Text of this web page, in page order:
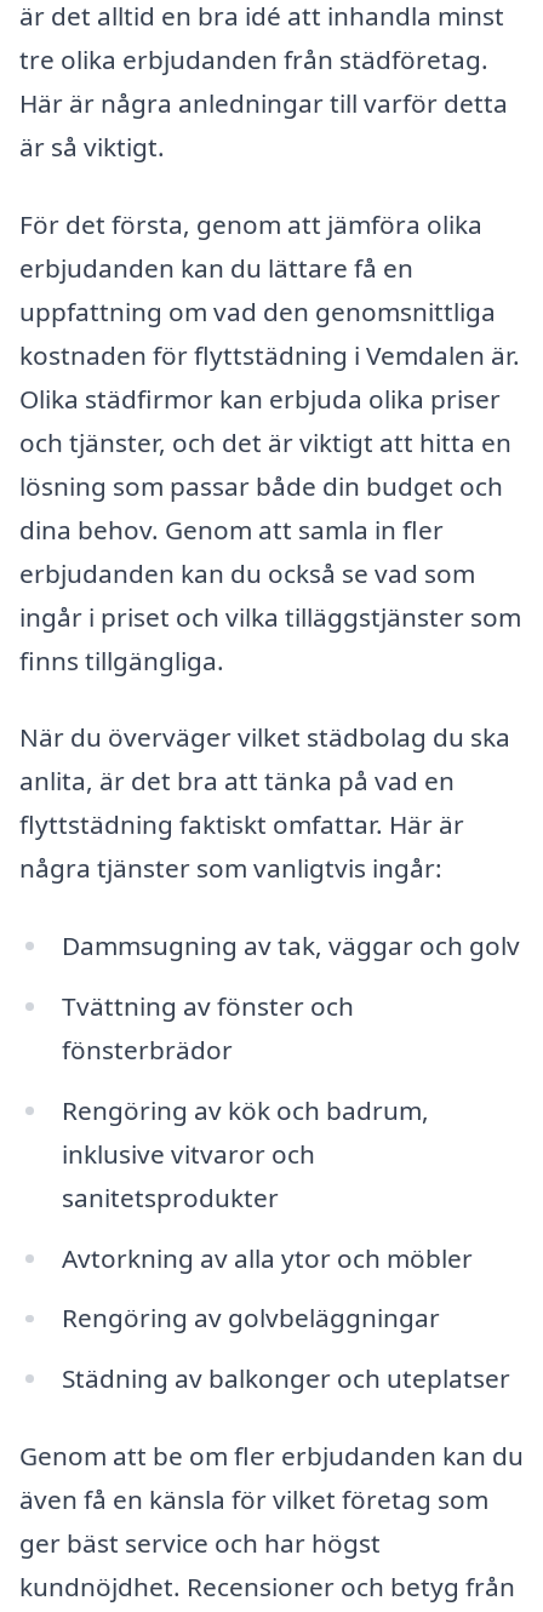
är det alltid en bra idé att inhandla minst
tre olika erbjudanden från städföretag.
Här är några anledningar till varför detta
är så viktigt.
För det första, genom att jämföra olika
erbjudanden kan du lättare få en
uppfattning om vad den genomsnittliga
kostnaden för flyttstädning i Vemdalen är.
Olika städfirmor kan erbjuda olika priser
och tjänster, och det är viktigt att hitta en
lösning som passar både din budget och
dina behov. Genom att samla in fler
erbjudanden kan du också se vad som
ingår i priset och vilka tilläggstjänster som
finns tillgängliga.
När du överväger vilket städbolag du ska
anlita, är det bra att tänka på vad en
flyttstädning faktiskt omfattar. Här är
några tjänster som vanligtvis ingår:
Dammsugning av tak, väggar och golv
Tvättning av fönster och
fönsterbrädor
Rengöring av kök och badrum,
inklusive vitvaror och
sanitetsprodukter
Avtorkning av alla ytor och möbler
Rengöring av golvbeläggningar
Städning av balkonger och uteplatser
Genom att be om fler erbjudanden kan du
även få en känsla för vilket företag som
ger bäst service och har högst
kundnöjdhet. Recensioner och betyg från